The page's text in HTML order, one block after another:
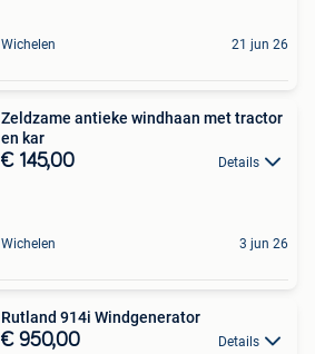
Wichelen 21 jun 26
Zeldzame antieke windhaan met tractor
en kar
€ 145,00 Details
Wichelen 3 jun 26
Rutland 914i Windgenerator
€ 950,00 Details